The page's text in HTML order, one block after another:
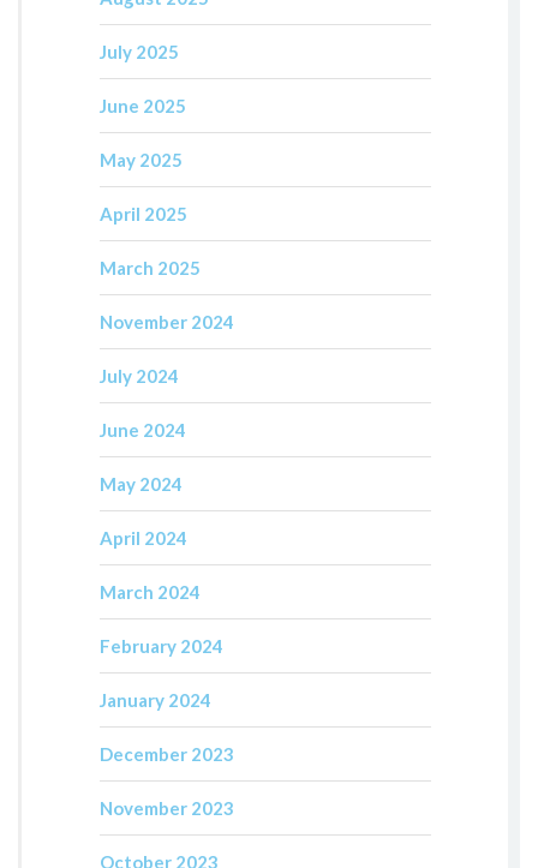
July 2025
June 2025
May 2025
April 2025
March 2025
November 2024
July 2024
June 2024
May 2024
April 2024
March 2024
February 2024
January 2024
December 2023
November 2023
October 2023